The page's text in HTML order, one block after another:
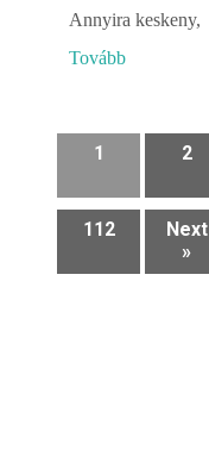
Annyira keskeny,
Tovább
1 2
112
Next
»